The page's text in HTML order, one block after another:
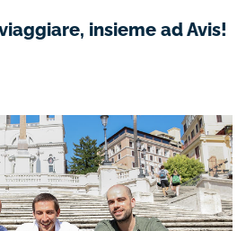
insieme ad Avis!